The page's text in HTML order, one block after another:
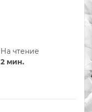
На чтение
2 мин.